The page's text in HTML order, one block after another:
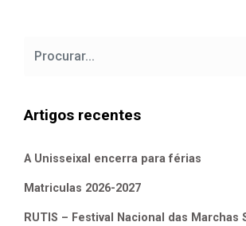
Artigos recentes
A Unisseixal encerra para férias
Matriculas 2026-2027
RUTIS – Festival Nacional das Marchas